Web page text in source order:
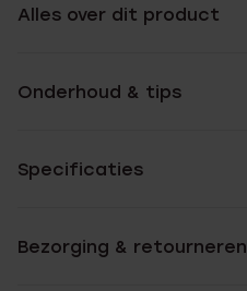
Alles over dit product
Onderhoud & tips
Specificaties
Bezorging & retourneren